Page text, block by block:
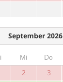
September 2026
Mi Do
2 3